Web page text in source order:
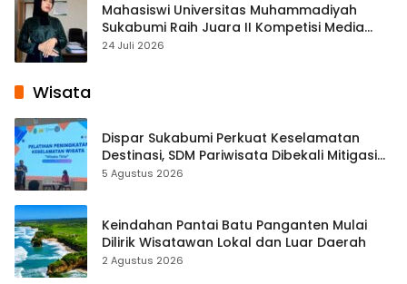
Mahasiswi Universitas Muhammadiyah
Sukabumi Raih Juara II Kompetisi Media
Pembelajaran Digital Tingkat Internasional
24 Juli 2026
Wisata
Dispar Sukabumi Perkuat Keselamatan
Destinasi, SDM Pariwisata Dibekali Mitigasi
hingga Teknik Evakuasi
5 Agustus 2026
Keindahan Pantai Batu Panganten Mulai
Dilirik Wisatawan Lokal dan Luar Daerah
2 Agustus 2026